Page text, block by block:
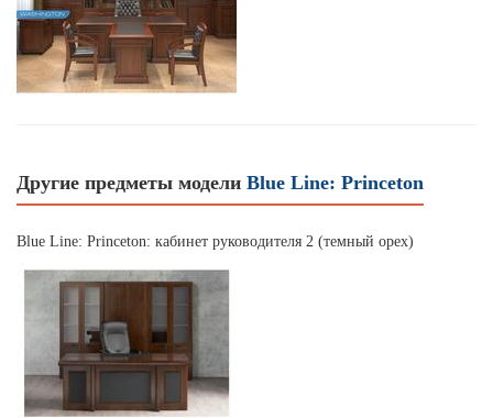
Другие предметы модели Blue Line: Princeton
Blue Line: Princeton: кабинет руководителя 2 (темный орех)